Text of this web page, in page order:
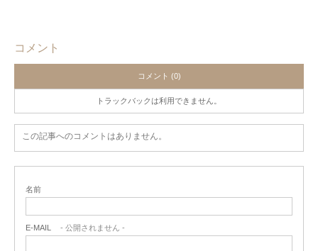
コメント
コメント (0)
トラックバックは利用できません。
この記事へのコメントはありません。
名前
E-MAIL - 公開されません -